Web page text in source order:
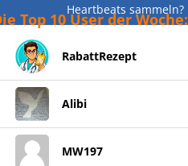
Heartbeats sammeln?
Top 10 User der Woche:
RabattRezept
Alibi
MW197